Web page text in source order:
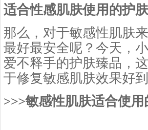
适合性感肌肤使用的护
那么，对于敏感性肌肤
最好最安全呢？今天，
爱不释手的护肤臻品，
于修复敏感肌肤效果好到
>>>敏感性肌肤适合使用